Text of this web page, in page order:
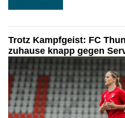
Trotz Kampfgeist: FC
zuhause knapp gegen